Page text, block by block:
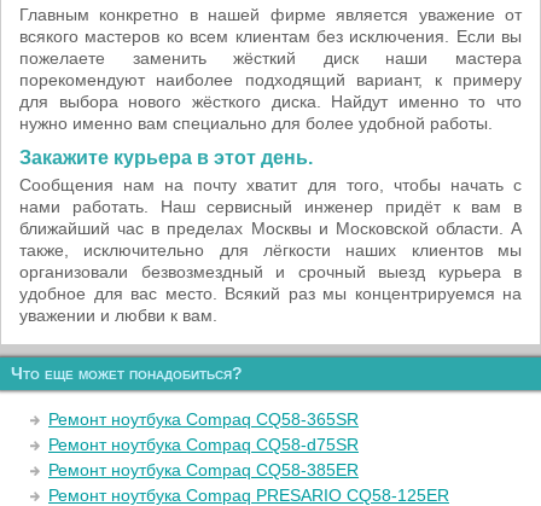
Главным конкретно в нашей фирме является уважение от
всякого мастеров ко всем клиентам без исключения. Если вы
пожелаете заменить жёсткий диск наши мастера
порекомендуют наиболее подходящий вариант, к примеру
для выбора нового жёсткого диска. Найдут именно то что
нужно именно вам специально для более удобной работы.
Закажите курьера в этот день.
Сообщения нам на почту хватит для того, чтобы начать с
нами работать. Наш сервисный инженер придёт к вам в
ближайший час в пределах Москвы и Московской области. А
также, исключительно для лёгкости наших клиентов мы
организовали безвозмездный и срочный выезд курьера в
удобное для вас место. Всякий раз мы концентрируемся на
уважении и любви к вам.
Что еще может понадобиться?
Ремонт ноутбука Compaq CQ58-365SR
Ремонт ноутбука Compaq CQ58-d75SR
Ремонт ноутбука Compaq CQ58-385ER
Ремонт ноутбука Compaq PRESARIO CQ58-125ER